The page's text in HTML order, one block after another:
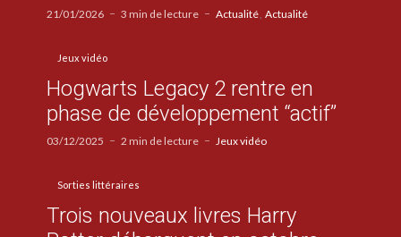
21/01/2026 3 min de lecture Actualité Actualité
Jeux vidéo
Hogwarts Legacy 2 rentre en
phase de développement “actif”
03/12/2025 2 min de lecture Jeux vidéo
Sorties littéraires
Trois nouveaux livres Harry